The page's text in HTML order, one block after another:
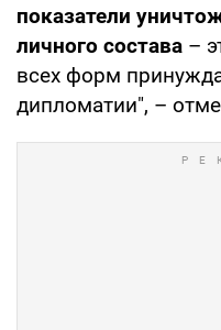
показатели
личного состава –
всех форм
дипломатии", –